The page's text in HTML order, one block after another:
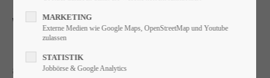
Anmelden
Register
We Boost Your Business
Lorem ipsum dolor sit amet, consectetuer
adipiscing elit. Aenean commodo ligula eget
MARKETING
Externe Medien wie Google Maps, OpenStreetMap und Youtube
zulassen
STATISTIK
Jobbörse & Google Analytics